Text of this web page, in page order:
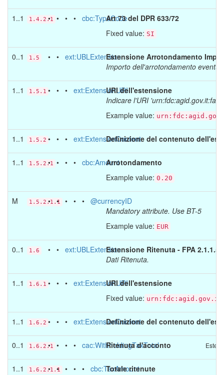
1..1 1.4.2.1• • • • cbc:TypeCodeArt 73 del DPR 633/72
Fixed value: SI
0..1 1.5 • • ext:UBLExtensionEstensione Arrotondamento
Importo dell'arrotondamento
1..1 1.5.1 • • • ext:ExtensionURIURI dell'estensione
Indicare l'URI
Example value:
1..1 1.5.2 • • • ext:ExtensionContent
Definizione del contenuto
1..1 1.5.2.1• • • • cbc:AmountArrotondamento
Example value: 0.20
M 1.5.2.1.1• • • • • @currencyID
Mandatory attribute. Use BT-5
Example value: EUR
0..1 1.6 • • ext:UBLExtensionEstensione Ritenuta - FPA 2.1.1.5
Dati Ritenuta.
1..1 1.6.1 • • • ext:ExtensionURIURI dell'estensione
Fixed value:
1..1 1.6.2 • • • ext:ExtensionContent
Definizione del contenuto
0..1 1.6.2.1• • • • cac:WithholdingTaxTotal
Ritenuta d'acconto
1..1 1.6.2.1.1• • • • • cbc:TaxAmount
Totale ritenute